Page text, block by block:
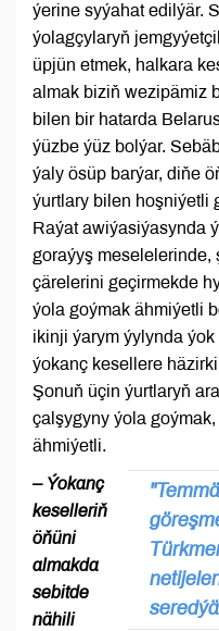
ýerine syýahat edilýär.
ýolagçylaryň
üpjün etmek, halkara
almak biziň wezipämiz
bilen bir hatarda
ýüzbe ýüz bolýar.
ýaly ösüp barýar, diňe
ýurtlary bilen hoşniýetli
Raýat awiýasiýasynda
goraýyş meselelerinde,
çärelerini geçirmekde
ýola goýmak ähmiýetli
ikinji ýarym ýylynda
ýokanç kesellere
Şonuň üçin ýurtlaryň
çalşygyny ýola
ähmiýetli.
– Ýokanç
keselleriň
öňüni
almakda
sebitde
nähili